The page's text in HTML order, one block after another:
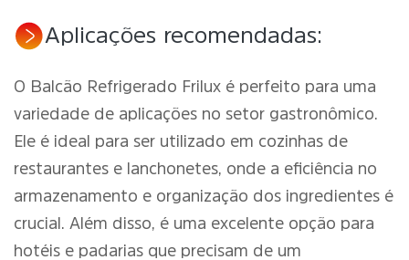
Aplicações recomendadas:
O Balcão Refrigerado Frilux é perfeito para uma
variedade de aplicações no setor gastronômico.
Ele é ideal para ser utilizado em cozinhas de
restaurantes e lanchonetes, onde a eficiência no
armazenamento e organização dos ingredientes é
crucial. Além disso, é uma excelente opção para
hotéis e padarias que precisam de um